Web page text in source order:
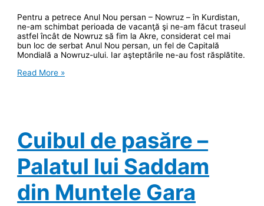
Pentru a petrece Anul Nou persan – Nowruz – în Kurdistan,
ne-am schimbat perioada de vacanţă şi ne-am făcut traseul
astfel încât de Nowruz să fim la Akre, considerat cel mai
bun loc de serbat Anul Nou persan, un fel de Capitală
Mondială a Nowruz-ului. Iar aşteptările ne-au fost răsplătite.
Akre
Read More »
Cuibul de pasăre –
Palatul lui Saddam
din Muntele Gara